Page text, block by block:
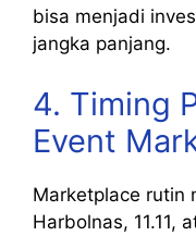
bisa menjadi
jangka panjang.
4. Timing
Event
Marketplace rutin
Harbolnas, 11.11,